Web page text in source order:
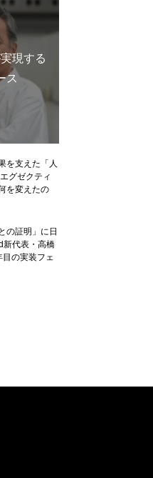
現する
ス
を支えた「人
グゼクティ
を変えたの
の証明」に日
代表・高橋
の実装フェ